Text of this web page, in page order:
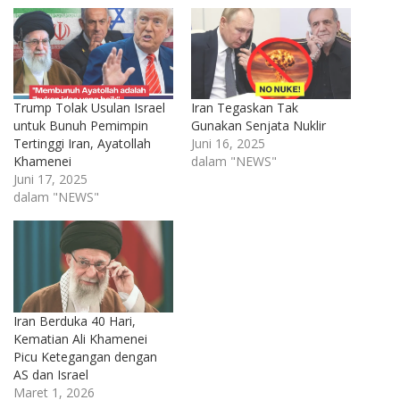
Trump Tolak Usulan Israel
untuk Bunuh Pemimpin
Tertinggi Iran, Ayatollah
Khamenei
Juni 17, 2025
dalam "NEWS"
Iran Tegaskan Tak
Gunakan Senjata Nuklir
Juni 16, 2025
dalam "NEWS"
Iran Berduka 40 Hari,
Kematian Ali Khamenei
Picu Ketegangan dengan
AS dan Israel
Maret 1, 2026